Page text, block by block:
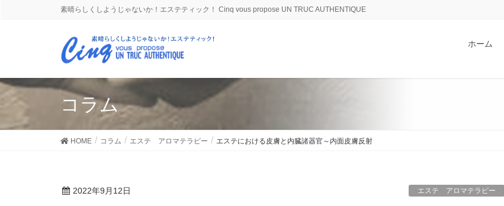
素晴らしくしようじゃないか！エステティック！ Cinq vous propose UN TRUC AUTHENTIQUE
ホーム
コラム
HOME コラム エステ アロマテラピー エステにおける皮膚と内臓諸器官～内面皮膚反射
2022年9月12日 エステ アロマテラピー